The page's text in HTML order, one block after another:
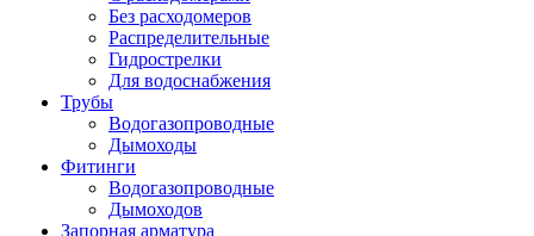
Без расходомеров
Распределительные
Гидрострелки
Для водоснабжения
Трубы
Водогазопроводные
Дымоходы
Фитинги
Водогазопроводные
Дымоходов
Запорная арматура